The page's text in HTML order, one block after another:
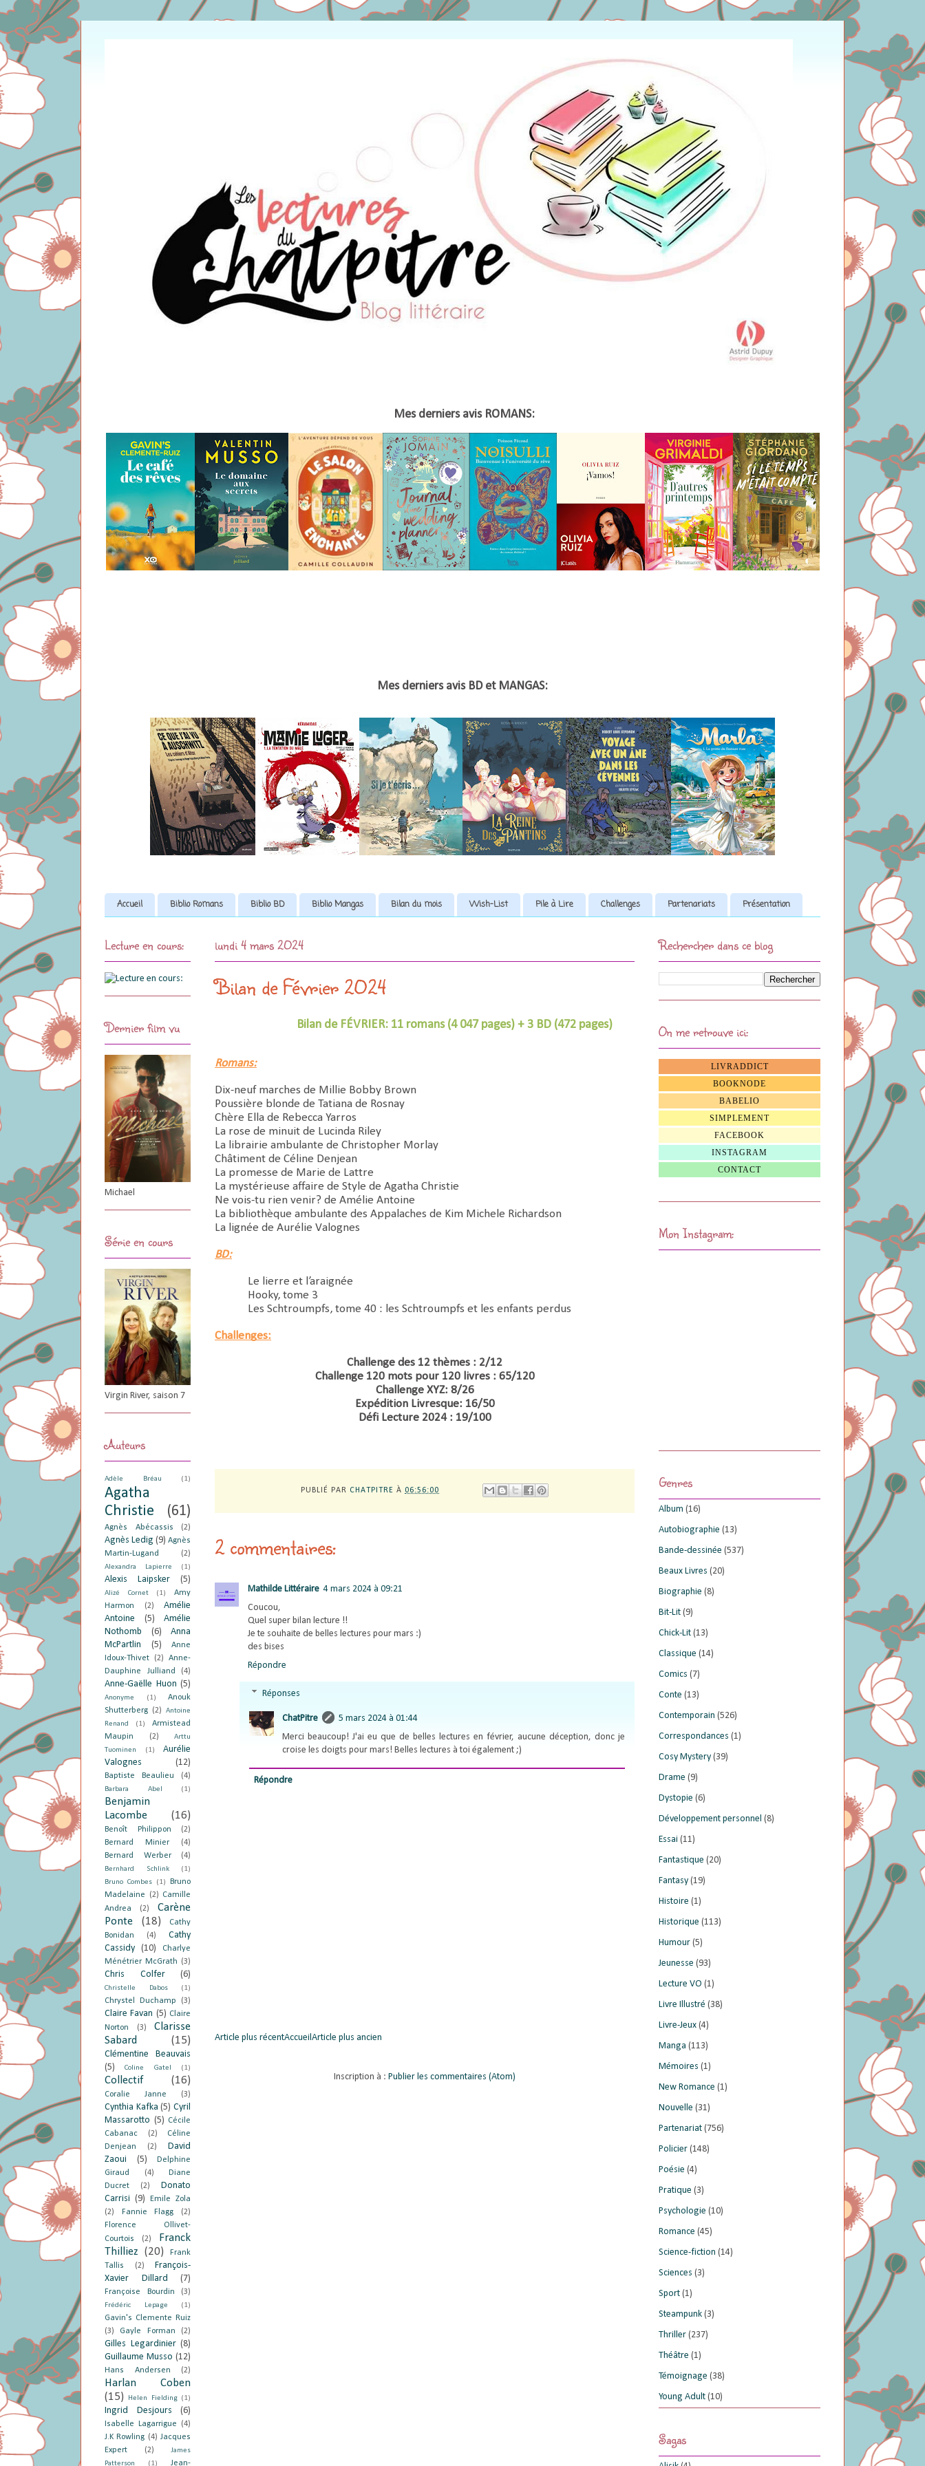
Mes derniers avis ROMANS:
Mes derniers avis BD et MANGAS:
Accueil Biblio Romans Biblio BD Biblio Mangas Bilan du mois Wish-List Pile à Lire Challenges Partenariats Présentation
lundi 4 mars 2024
Bilan de Février 2024
Bilan de FÉVRIER: 11 romans (4 047 pages) + 3 BD (472 pages)
Romans:
Dix-neuf marches de Millie Bobby Brown
Poussière blonde de Tatiana de Rosnay
Chère Ella de Rebecca Yarros
La rose de minuit de Lucinda Riley
La librairie ambulante de Christopher Morlay
Châtiment de Céline Denjean
La promesse de Marie de Lattre
La mystérieuse affaire de Style de Agatha Christie
Ne vois-tu rien venir? de Amélie Antoine
La bibliothèque ambulante des Appalaches de Kim Michele Richardson
La lignée de Aurélie Valognes
BD:
Le lierre et l’araignée
Hooky, tome 3
Les Schtroumpfs, tome 40 : les Schtroumpfs et les enfants perdus
Challenges:
Challenge des 12 thèmes : 2/12
Challenge 120 mots pour 120 livres : 65/120
Challenge XYZ: 8/26
Expédition Livresque: 16/50
Défi Lecture 2024 : 19/100
PUBLIÉ PAR CHATPITRE À 06:56:00
2 commentaires:
Mathilde Littéraire 4 mars 2024 à 09:21
Coucou,
Quel super bilan lecture !!
Je te souhaite de belles lectures pour mars :)
des bises
Répondre
Réponses
ChatPitre
5 mars 2024 à 01:44
Merci beaucoup! J'ai eu que de belles lectures en février, aucune déception, donc je
croise les doigts pour mars! Belles lectures à toi également ;)
Répondre
Article plus récent Article plus ancien
Accueil
Inscription à : Publier les commentaires (Atom)
Lecture en cours:
Dernier film vu
Michael
Série en cours
Virgin River, saison 7
Auteurs
Adèle Bréau (1)
Agatha
Christie
(61)
Agnès Abécassis (2)
Agnès Ledig (9) Agnès
Martin-Lugand
(2)
Alexandra Lapierre (1)
Alexis Laipsker (5)
Alizé Cornet (1)
Amy
Harmon
(2)
Amélie
Antoine
(5)
Amélie
Nothomb
(6)
Anna
McPartlin
(5)
Anne
Idoux-Thivet
(2)
Anne-
Dauphine Julliand
(4)
Anne-Gaëlle Huon (5)
Anonyme (1)
Anouk
Shutterberg (2)
Antoine
Renand
(1)
Armistead
Maupin
(2)
Arttu
Tuominen
(1)
Aurélie
Valognes
(12)
Baptiste Beaulieu (4)
Barbara Abel (1)
Benjamin
Lacombe
(16)
Benoît Philippon
(2)
Bernard Minier
(4)
Bernard Werber
(4)
Bernhard Schlink
(1)
Bruno Combes
(1)
Bruno
Madelaine
(2) Camille
Andrea
(2)
Carène
Ponte
(18)
Cathy
Bonidan
(4)
Cathy
Cassidy (10)
Charlye
Ménétrier McGrath (3)
Chris Colfer (6)
Christelle Dabos (1)
Chrystel Duchamp (3)
Claire Favan (5) Claire
Norton
(3)
Clarisse
Sabard
(15)
Clémentine Beauvais
(5)
Coline Gatel (1)
Collectif (16)
Coralie Janne (3)
Cynthia Kafka (5) Cyril
Massarotto (5) Cécile
Cabanac
(2)
Céline
Denjean
(2)
David
Zaoui
(5)
Delphine
Giraud
(4)
Diane
Ducret
(2)
Donato
Carrisi (9)
Emile Zola
(2)
Fannie Flagg
(2)
Florence Ollivet-
Courtois
(2)
Franck
Thilliez (20)
Frank
Tallis
(2)
François-
Xavier Dillard
(7)
Françoise Bourdin (3)
Frédéric Lepage (1)
Gavin's Clemente Ruiz
(3)
Gayle Forman (2)
Gilles Legardinier (8)
Guillaume Musso (12)
Hans Andersen (2)
Harlan Coben
(15)
Helen Fielding (1)
Ingrid Desjours (6)
Isabelle Lagarrigue
(4)
J.K Rowling (4) Jacques
Expert
(2)
James
Patterson
(1) Jean-
Rechercher dans ce blog
On me retrouve ici:
LIVRADDICT
BOOKNODE
BABELIO
SIMPLEMENT
FACEBOOK
INSTAGRAM
CONTACT
Mon Instagram:
Genres
Album (16)
Autobiographie (13)
Bande-dessinée (537)
Beaux Livres (20)
Biographie (8)
Bit-Lit (9)
Chick-Lit (13)
Classique (14)
Comics (7)
Conte (13)
Contemporain (526)
Correspondances (1)
Cosy Mystery (39)
Drame (9)
Dystopie (6)
Développement personnel (8)
Essai (11)
Fantastique (20)
Fantasy (19)
Histoire (1)
Historique (113)
Humour (5)
Jeunesse (93)
Lecture VO (1)
Livre Illustré (38)
Livre-Jeux (4)
Manga (113)
Mémoires (1)
New Romance (1)
Nouvelle (31)
Partenariat (756)
Policier (148)
Poésie (4)
Pratique (3)
Psychologie (10)
Romance (45)
Science-fiction (14)
Sciences (3)
Sport (1)
Steampunk (3)
Thriller (237)
Théâtre (1)
Témoignage (38)
Young Adult (10)
Sagas